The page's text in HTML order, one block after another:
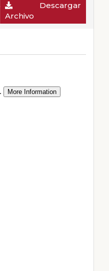
Descargar
Archivo